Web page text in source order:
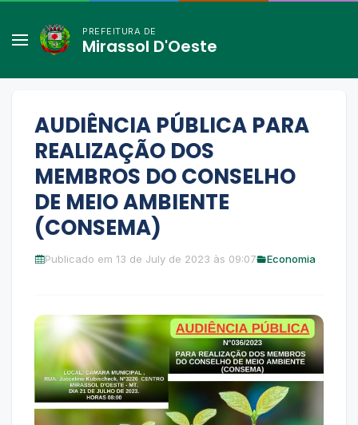
PREFEITURA DE
Mirassol D'Oeste
AUDIÊNCIA PÚBLICA PARA
REALIZAÇÃO DOS
MEMBROS DO CONSELHO
DE MEIO AMBIENTE
(CONSEMA)
Publicado em 13 de July de 2023 às 09:07 Economia